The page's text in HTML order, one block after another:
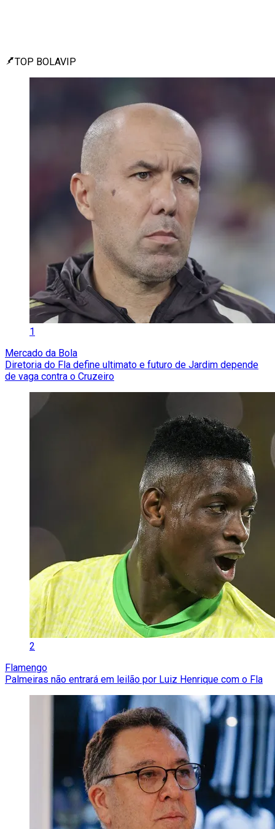
TOP BOLAVIP
1
Mercado da Bola
Diretoria do Fla define ultimato e futuro de Jardim depende
de vaga contra o Cruzeiro
2
Flamengo
Palmeiras não entrará em leilão por Luiz Henrique com o Fla